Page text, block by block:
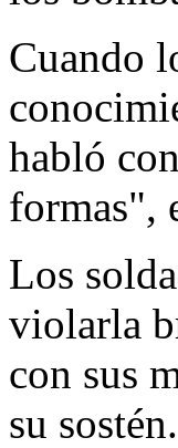
Cuando
habló
formas",
Los
violarla
con sus
su sostén.